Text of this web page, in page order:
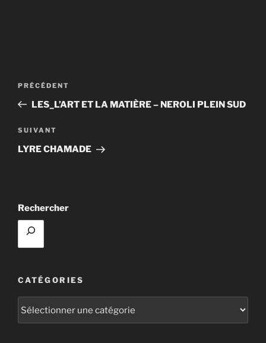
Navigation
l’article
Article
précédent
PRÉCÉDENT
LES_L’ART ET LA MATIÈRE – NEROLI PLEIN SUD
Article
suivant
SUIVANT
LYRE CHAMADE
Rechercher
CATÉGORIES